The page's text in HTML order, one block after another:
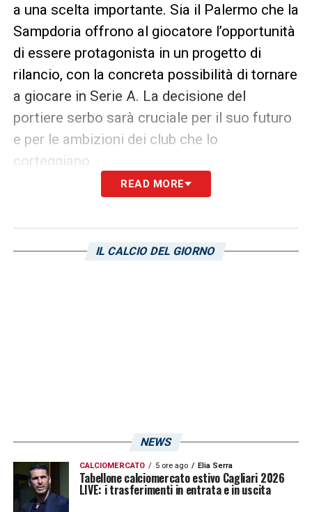
a una scelta importante. Sia il Palermo che la
Sampdoria offrono al giocatore l’opportunità
di essere protagonista in un progetto di
rilancio, con la concreta possibilità di tornare
a giocare in Serie A. La decisione del
portiere serbo sarà cruciale per il suo futuro
e per le ambizioni dei club che lo
corteggiano.
SEGUI LE TRAME DI CALCIOMERCATO
READ MORE
IL CALCIO DEL GIORNO
NEWS
CALCIOMERCATO 5 ore ago Elia Serra
Tabellone calciomercato estivo Cagliari 2026
LIVE: i trasferimenti in entrata e in uscita